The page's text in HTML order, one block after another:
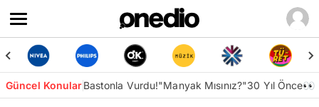
Güncel KonularBastonla Vurdu!"Manyak Mısınız?"30 Yıl Önce👀